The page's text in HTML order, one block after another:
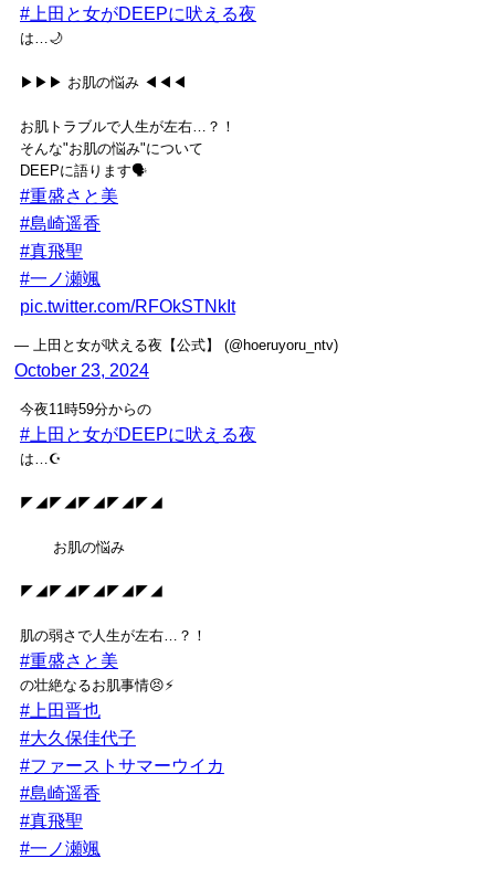
#上田と女がDEEPに吠える夜
は…🌙
▶▶▶ お肌の悩み ◀◀◀
お肌トラブルで人生が左右…？！
そんな"お肌の悩み"について
DEEPに語ります🗣️
#重盛さと美
#島崎遥香
#真飛聖
#一ノ瀬颯
pic.twitter.com/RFOkSTNkIt
— 上田と女が吠える夜【公式】 (@hoeruyoru_ntv)
October 23, 2024
今夜11時59分からの
#上田と女がDEEPに吠える夜
は…☪️
◤◢◤◢◤◢◤◢◤◢
お肌の悩み
◤◢◤◢◤◢◤◢◤◢
肌の弱さで人生が左右…？！
#重盛さと美
の壮絶なるお肌事情😣⚡️
#上田晋也
#大久保佳代子
#ファーストサマーウイカ
#島崎遥香
#真飛聖
#一ノ瀬颯